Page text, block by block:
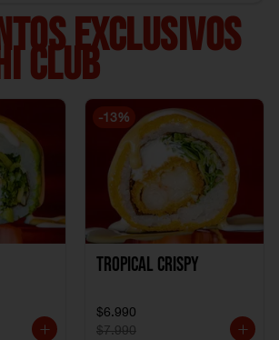
EXCLUSIVOS
CLUB
-13%
Tropical crispy
$6.990
$7.990